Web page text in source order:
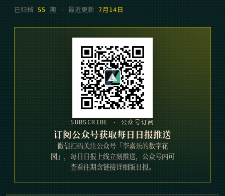
已归档 55 期 · 最近更新 7月14日
SUBSCRIBE · 公众号订阅
订阅公众号获取每日日报推送
微信扫码关注公众号「李嘉乐的数字花
园」，每日日报上线立刻推送，公众号内可
查看往期含链接详细版日报。